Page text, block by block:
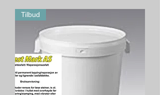
Tilbud